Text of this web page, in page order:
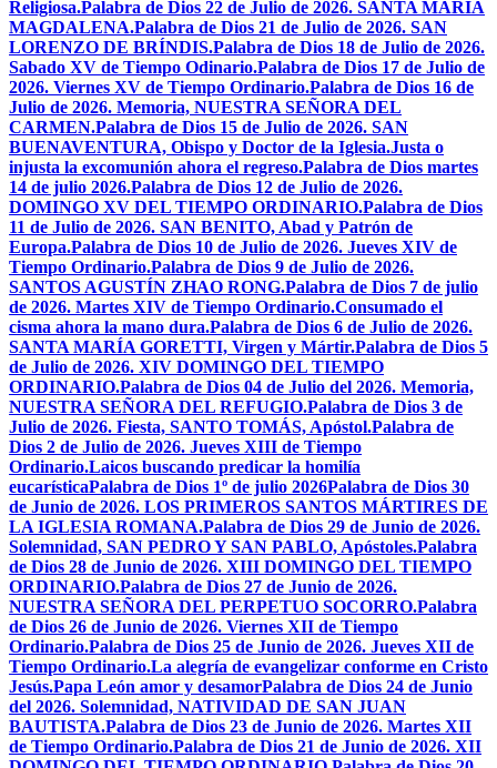
Religiosa.Palabra de Dios 22 de Julio de 2026. SANTA MARÍA
MAGDALENA.Palabra de Dios 21 de Julio de 2026. SAN
LORENZO DE BRÍNDIS.Palabra de Dios 18 de Julio de 2026.
Sabado XV de Tiempo Odinario.Palabra de Dios 17 de Julio de
2026. Viernes XV de Tiempo Ordinario.Palabra de Dios 16 de
Julio de 2026. Memoria, NUESTRA SEÑORA DEL
CARMEN.Palabra de Dios 15 de Julio de 2026. SAN
BUENAVENTURA, Obispo y Doctor de la Iglesia.Justa o
injusta la excomunión ahora el regreso.Palabra de Dios martes
14 de julio 2026.Palabra de Dios 12 de Julio de 2026.
DOMINGO XV DEL TIEMPO ORDINARIO.Palabra de Dios
11 de Julio de 2026. SAN BENITO, Abad y Patrón de
Europa.Palabra de Dios 10 de Julio de 2026. Jueves XIV de
Tiempo Ordinario.Palabra de Dios 9 de Julio de 2026.
SANTOS AGUSTÍN ZHAO RONG.Palabra de Dios 7 de julio
de 2026. Martes XIV de Tiempo Ordinario.Consumado el
cisma ahora la mano dura.Palabra de Dios 6 de Julio de 2026.
SANTA MARÍA GORETTI, Virgen y Mártir.Palabra de Dios 5
de Julio de 2026. XIV DOMINGO DEL TIEMPO
ORDINARIO.Palabra de Dios 04 de Julio del 2026. Memoria,
NUESTRA SEÑORA DEL REFUGIO.Palabra de Dios 3 de
Julio de 2026. Fiesta, SANTO TOMÁS, Apóstol.Palabra de
Dios 2 de Julio de 2026. Jueves XIII de Tiempo
Ordinario.Laicos buscando predicar la homilía
eucarísticaPalabra de Dios 1º de julio 2026Palabra de Dios 30
de Junio de 2026. LOS PRIMEROS SANTOS MÁRTIRES DE
LA IGLESIA ROMANA.Palabra de Dios 29 de Junio de 2026.
Solemnidad, SAN PEDRO Y SAN PABLO, Apóstoles.Palabra
de Dios 28 de Junio de 2026. XIII DOMINGO DEL TIEMPO
ORDINARIO.Palabra de Dios 27 de Junio de 2026.
NUESTRA SEÑORA DEL PERPETUO SOCORRO.Palabra
de Dios 26 de Junio de 2026. Viernes XII de Tiempo
Ordinario.Palabra de Dios 25 de Junio de 2026. Jueves XII de
Tiempo Ordinario.La alegría de evangelizar conforme en Cristo
Jesús.Papa León amor y desamorPalabra de Dios 24 de Junio
del 2026. Solemnidad, NATIVIDAD DE SAN JUAN
BAUTISTA.Palabra de Dios 23 de Junio de 2026. Martes XII
de Tiempo Ordinario.Palabra de Dios 21 de Junio de 2026. XII